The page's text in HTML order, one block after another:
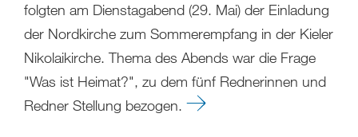
folgten am Dienstagabend (29. Mai) der Einladung
der Nordkirche zum Sommerempfang in der Kieler
Nikolaikirche. Thema des Abends war die Frage
"Was ist Heimat?", zu dem fünf Rednerinnen und
Redner Stellung bezogen.